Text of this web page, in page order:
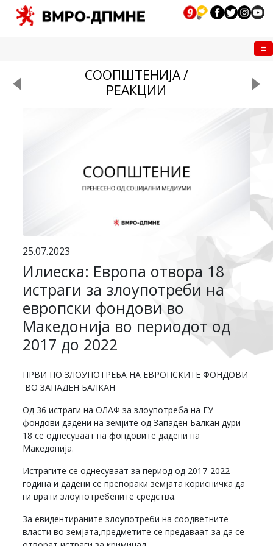
СООПШТЕНИЈА /
РЕАКЦИИ
25.07.2023
Илиеска: Европа отвора 18
истраги за злоупотреби на
европски фондови во
Македонија во периодот од
2017 до 2022
ПРВИ ПО ЗЛОУПОТРЕБА НА ЕВРОПСКИТЕ ФОНДОВИ
ВО ЗАПАДЕН БАЛКАН
Од 36 истраги на ОЛАФ за злоупотреба на ЕУ
фондови дадени на земјите од Западен Балкан дури
18 се однесуваат на фондовите дадени на
Македонија.
Истрагите се однесуваат за период од 2017-2022
година и дадени се препораки земјата корисничка да
ги врати злоупотребените средства.
За евидентираните злоупотреби на соодветните
власти во земјата,предметите се предаваат за да се